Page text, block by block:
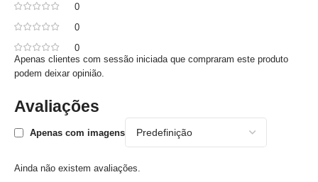
0
0
0
Avaliações
Apenas com imagens
Ainda não existem avaliações.
Apenas clientes com sessão iniciada que compraram este produto
podem deixar opinião.